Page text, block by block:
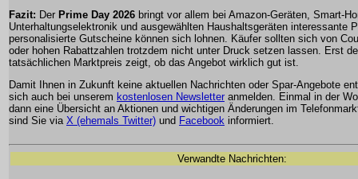
Fazit: Der Prime Day 2026 bringt vor allem bei Amazon-Geräten, Smart-
Unterhaltungselektronik und ausgewählten Haushaltsgeräten interessante
personalisierte Gutscheine können sich lohnen. Käufer sollten sich von
oder hohen Rabattzahlen trotzdem nicht unter Druck setzen lassen. Erst
tatsächlichen Marktpreis zeigt, ob das Angebot wirklich gut ist.
Damit Ihnen in Zukunft keine aktuellen Nachrichten oder Spar-Angebote
sich auch bei unserem kostenlosen Newsletter anmelden. Einmal in der
dann eine Übersicht an Aktionen und wichtigen Änderungen im
sind Sie via X (ehemals Twitter) und Facebook informiert.
Verwandte Nachrichten: